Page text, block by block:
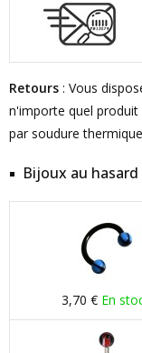
Retours : Vous
n'importe quel produit
par soudure
Bijoux au
3,70 € En